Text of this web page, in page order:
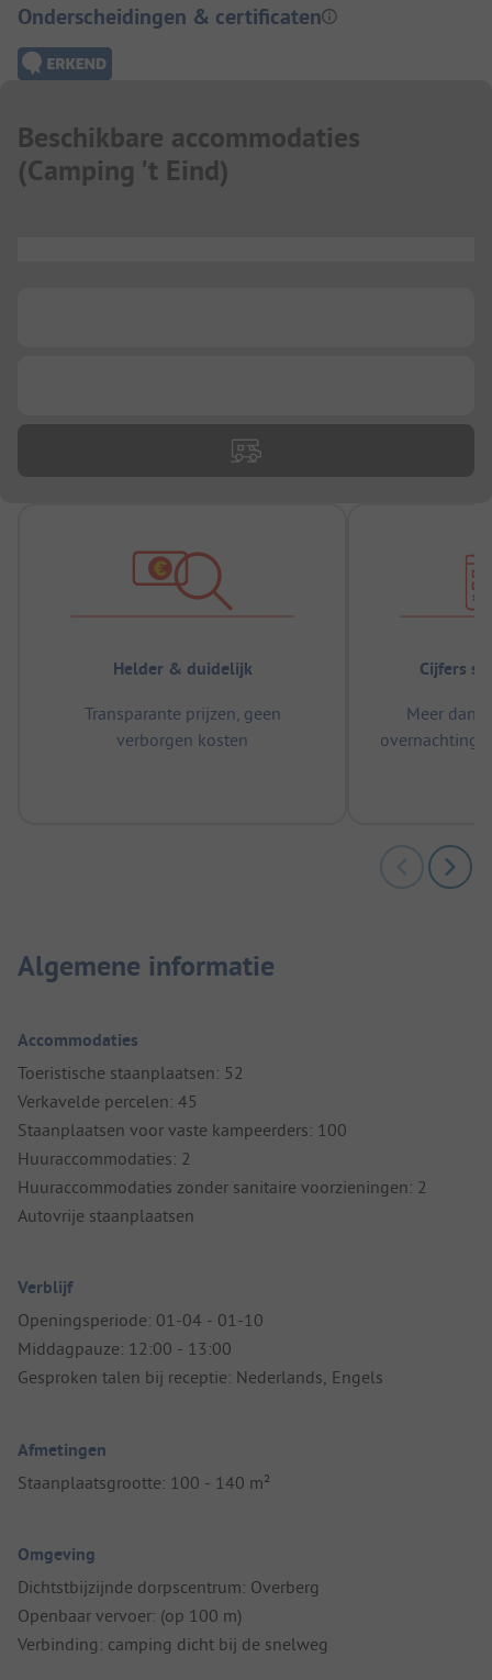
Onderscheidingen & certificaten
Beschikbare accommodaties
(Camping 't Eind)
Helder & duidelijk
Transparante prijzen, geen
verborgen kosten
Cijfers
Meer dan
Algemene informatie
Accommodaties
Toeristische staanplaatsen: 52
Verkavelde percelen: 45
Staanplaatsen voor vaste kampeerders: 100
Huuraccommodaties: 2
Huuraccommodaties zonder sanitaire voorzieningen: 2
Autovrije staanplaatsen
Verblijf
Openingsperiode: 01-04 - 01-10
Middagpauze: 12:00 - 13:00
Gesproken talen bij receptie: Nederlands, Engels
Afmetingen
Staanplaatsgrootte: 100 - 140 m²
Omgeving
Dichtstbijzijnde dorpscentrum: Overberg
Openbaar vervoer: (op 100 m)
Verbinding: camping dicht bij de snelweg